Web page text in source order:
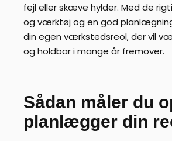
fejl eller skæve hylder. Med de
og værktøj og en god
din egen værkstedsreol, der vil
og holdbar i mange år fremover.
Sådan måler du
planlægger din